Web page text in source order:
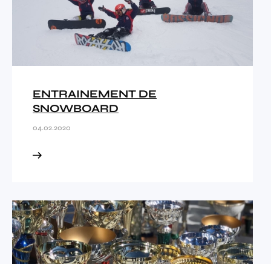
ENTRAINEMENT DE
SNOWBOARD
04.02.2020